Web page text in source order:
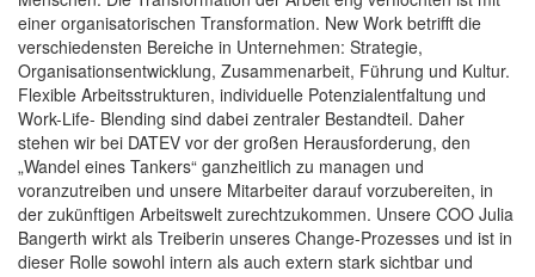
einer organisatorischen Transformation. New Work betrifft die
verschiedensten Bereiche in Unternehmen: Strategie,
Organisationsentwicklung, Zusammenarbeit, Führung und Kultur.
Flexible Arbeitsstrukturen, individuelle Potenzialentfaltung und
Work-Life- Blending sind dabei zentraler Bestandteil. Daher
stehen wir bei DATEV vor der großen Herausforderung, den
„Wandel eines Tankers“ ganzheitlich zu managen und
voranzutreiben und unsere Mitarbeiter darauf vorzubereiten, in
der zukünftigen Arbeitswelt zurechtzukommen. Unsere COO Julia
Bangerth wirkt als Treiberin unseres Change-Prozesses und ist in
dieser Rolle sowohl intern als auch extern stark sichtbar und